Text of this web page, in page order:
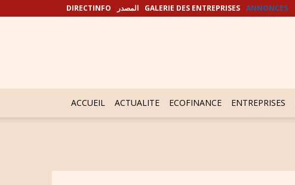
DIRECTINFO المصدر GALERIE DES ENTREPRISES ANNONCES
ACCUEIL ACTUALITE ECOFINANCE ENTREPRISES